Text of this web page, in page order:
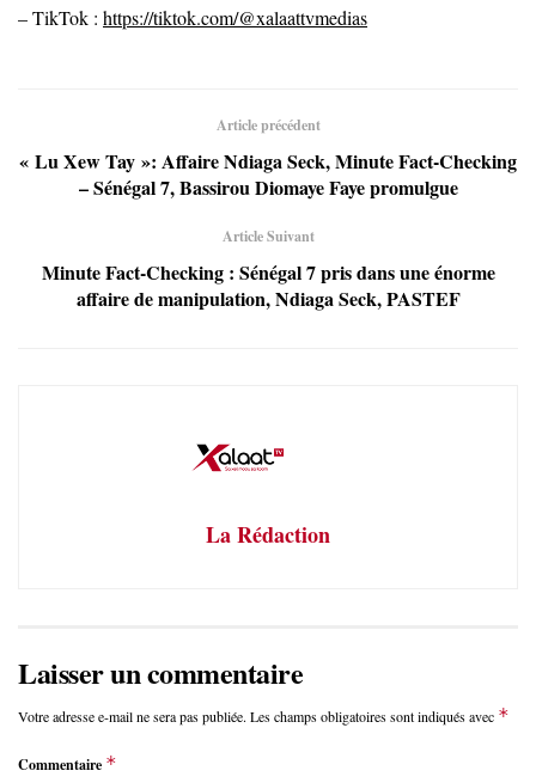
– TikTok : https://tiktok.com/@xalaattvmedias
Article précédent
« Lu Xew Tay »: Affaire Ndiaga Seck, Minute Fact-Checking
– Sénégal 7, Bassirou Diomaye Faye promulgue
Article Suivant
Minute Fact-Checking : Sénégal 7 pris dans une énorme
affaire de manipulation, Ndiaga Seck, PASTEF
La Rédaction
Laisser un commentaire
Votre adresse e-mail ne sera pas publiée. Les champs obligatoires sont indiqués avec *
Commentaire *